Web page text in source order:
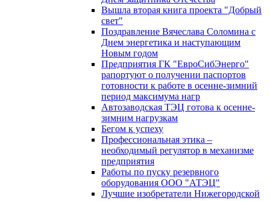
Вышла вторая книга проекта "Добрый
свет"
Поздравление Вячеслава Соломина с
Днем энергетика и наступающим
Новым годом
Предприятия ГК "ЕвроСибЭнерго"
рапортуют о получении паспортов
готовности к работе в осенне-зимний
период максимума нагр
Автозаводская ТЭЦ готова к осенне-
зимним нагрузкам
Бегом к успеху
Профессиональная этика –
необходимый регулятор в механизме
предприятия
Работы по пуску резервного
оборудования ООО "АТЭЦ"
Лучшие изобретатели Нижегородской